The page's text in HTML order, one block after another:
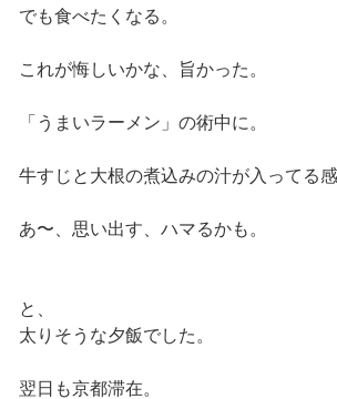
でも食べたくなる。
これが悔しいかな、旨かった。
「うまいラーメン」の術中に。
牛すじと大根の煮込みの汁が入ってる感
あ〜、思い出す、ハマるかも。
と、
太りそうな夕飯でした。
翌日も京都滞在。